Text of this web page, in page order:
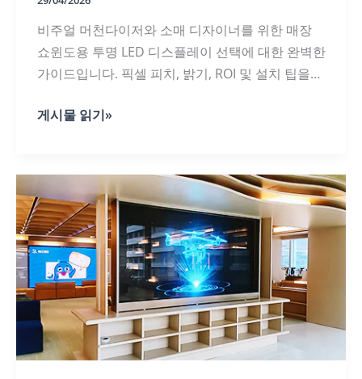
비주얼 머천다이저와 소매 디자이너를 위한 매장
쇼윈도용 투명 LED 디스플레이 선택에 대한 완벽한
가이드입니다. 픽셀 피치, 밝기, ROI 및 설치 팁을
비
천
다
이
징
을
위
한
투
명
LED
디
스
플
게시물 읽기»